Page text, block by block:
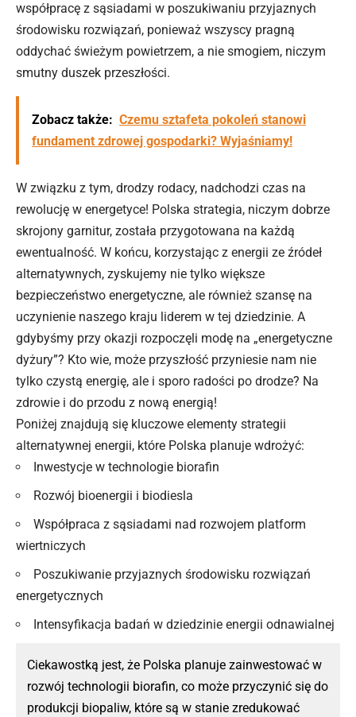
współpracę z sąsiadami w poszukiwaniu przyjaznych
środowisku rozwiązań, ponieważ wszyscy pragną
oddychać świeżym powietrzem, a nie smogiem, niczym
smutny duszek przeszłości.
Zobacz także: Czemu sztafeta pokoleń stanowi
fundament zdrowej gospodarki? Wyjaśniamy!
W związku z tym, drodzy rodacy, nadchodzi czas na
rewolucję w energetyce! Polska strategia, niczym dobrze
skrojony garnitur, została przygotowana na każdą
ewentualność. W końcu, korzystając z energii ze źródeł
alternatywnych, zyskujemy nie tylko większe
bezpieczeństwo energetyczne, ale również szansę na
uczynienie naszego kraju liderem w tej dziedzinie. A
gdybyśmy przy okazji rozpoczęli modę na „energetyczne
dyżury”? Kto wie, może przyszłość przyniesie nam nie
tylko czystą energię, ale i sporo radości po drodze? Na
zdrowie i do przodu z nową energią!
Poniżej znajdują się kluczowe elementy strategii
alternatywnej energii, które Polska planuje wdrożyć:
Inwestycje w technologie biorafin
Rozwój bioenergii i biodiesla
Współpraca z sąsiadami nad rozwojem platform
wiertniczych
Poszukiwanie przyjaznych środowisku rozwiązań
energetycznych
Intensyfikacja badań w dziedzinie energii odnawialnej
Ciekawostką jest, że Polska planuje zainwestować w
rozwój technologii biorafin, co może przyczynić się do
produkcji biopaliw, które są w stanie zredukować